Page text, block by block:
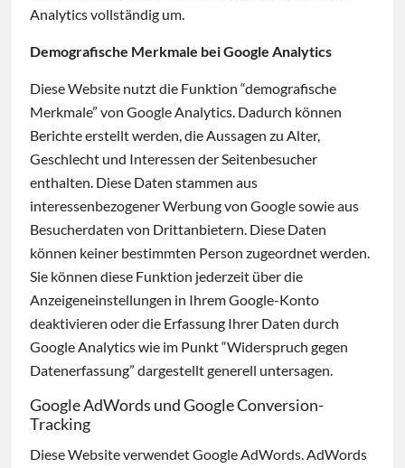
Analytics vollständig um.
Demografische Merkmale bei Google Analytics
Diese Website nutzt die Funktion “demografische
Merkmale” von Google Analytics. Dadurch können
Berichte erstellt werden, die Aussagen zu Alter,
Geschlecht und Interessen der Seitenbesucher
enthalten. Diese Daten stammen aus
interessenbezogener Werbung von Google sowie aus
Besucherdaten von Drittanbietern. Diese Daten
können keiner bestimmten Person zugeordnet werden.
Sie können diese Funktion jederzeit über die
Anzeigeneinstellungen in Ihrem Google-Konto
deaktivieren oder die Erfassung Ihrer Daten durch
Google Analytics wie im Punkt “Widerspruch gegen
Datenerfassung” dargestellt generell untersagen.
Google AdWords und Google Conversion-
Tracking
Diese Website verwendet Google AdWords. AdWords